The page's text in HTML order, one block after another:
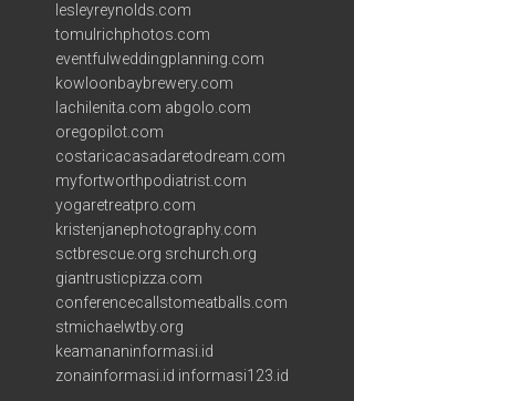
lesleyreynolds.com
tomulrichphotos.com
eventfulweddingplanning.com
kowloonbaybrewery.com
lachilenita.com abgolo.com
oregopilot.com
costaricacasadaretodream.com
myfortworthpodiatrist.com
yogaretreatpro.com
kristenjanephotography.com
sctbrescue.org srchurch.org
giantrusticpizza.com
conferencecallstomeatballs.com
stmichaelwtby.org
keamananinformasi.id
zonainformasi.id informasi123.id